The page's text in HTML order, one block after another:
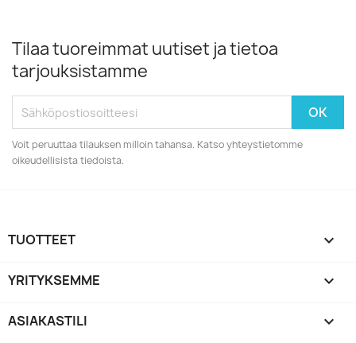
Tilaa tuoreimmat uutiset ja tietoa
tarjouksistamme
Voit peruuttaa tilauksen milloin tahansa. Katso yhteystietomme
oikeudellisista tiedoista.
TUOTTEET 
YRITYKSEMME 
ASIAKASTILI 